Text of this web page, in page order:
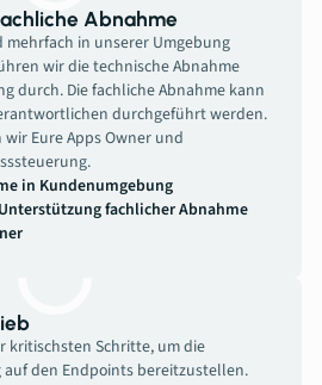
Abnahme
mehrfach in unserer Umgebung
wir die technische Abnahme
durch. Die fachliche Abnahme kann
durchgeführt werden.
Eure Apps Owner und
in Kundenumgebung
fachlicher Abnahme
kritischsten Schritte, um die
den Endpoints bereitzustellen.